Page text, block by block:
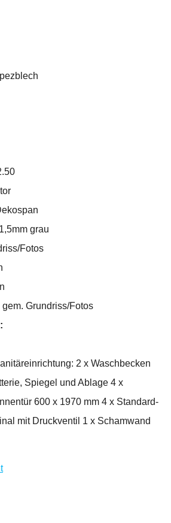
grau
Fotos
gem. Grundriss/Fotos
2 x Waschbecken
Spiegel und Ablage 4 x
600 x 1970 mm 4 x Standard-
mit Druckventil 1 x Schamwand